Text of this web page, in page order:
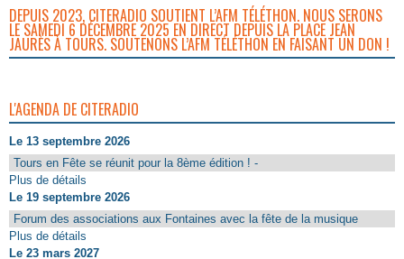
DEPUIS 2023, CITERADIO SOUTIENT L’AFM TÉLÉTHON. NOUS SERONS
LE SAMEDI 6 DÉCEMBRE 2025 EN DIRECT DEPUIS LA PLACE JEAN
JAURÈS À TOURS. SOUTENONS L’AFM TÉLÉTHON EN FAISANT UN DON !
L'AGENDA DE CITERADIO
Le 13 septembre 2026
Tours en Fête se réunit pour la 8ème édition ! -
Plus de détails
Le 19 septembre 2026
Forum des associations aux Fontaines avec la fête de la musique
Plus de détails
Le 23 mars 2027